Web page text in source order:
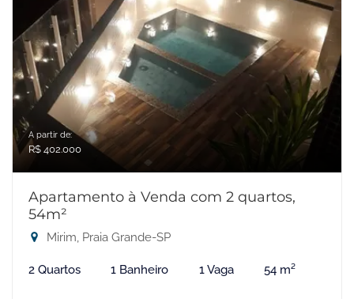
A partir de:
R$ 402.000
Apartamento à Venda com 2 quartos,
54m²
Mirim, Praia Grande-SP
2 Quartos 1 Banheiro 1 Vaga 54 m²